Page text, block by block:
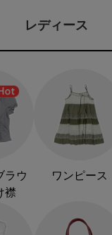
レディース
ラウ
襟
ワンピース